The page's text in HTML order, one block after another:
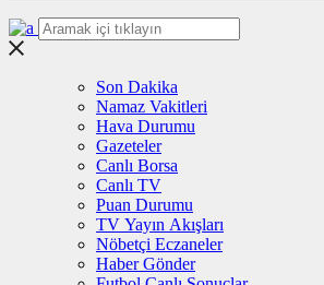
Son Dakika
Namaz Vakitleri
Hava Durumu
Gazeteler
Canlı Borsa
Canlı TV
Puan Durumu
TV Yayın Akışları
Nöbetçi Eczaneler
Haber Gönder